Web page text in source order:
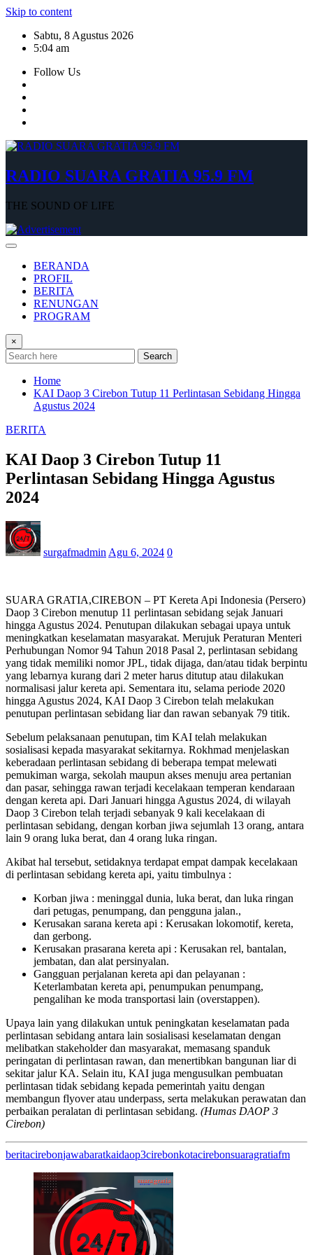
Skip to content
Sabtu, 8 Agustus 2026
5:04 am
Follow Us
RADIO SUARA GRATIA 95.9 FM
THE SOUND OF LIFE
BERANDA
PROFIL
BERITA
RENUNGAN
PROGRAM
×
Search
Home
KAI Daop 3 Cirebon Tutup 11 Perlintasan Sebidang Hingga
Agustus 2024
BERITA
KAI Daop 3 Cirebon Tutup 11
Perlintasan Sebidang Hingga Agustus
2024
surgafmadmin Agu 6, 2024 0
SUARA GRATIA,CIREBON – PT Kereta Api Indonesia (Persero)
Daop 3 Cirebon menutup 11 perlintasan sebidang sejak Januari
hingga Agustus 2024. Penutupan dilakukan sebagai upaya untuk
meningkatkan keselamatan masyarakat. Merujuk Peraturan Menteri
Perhubungan Nomor 94 Tahun 2018 Pasal 2, perlintasan sebidang
yang tidak memiliki nomor JPL, tidak dijaga, dan/atau tidak berpintu
yang lebarnya kurang dari 2 meter harus ditutup atau dilakukan
normalisasi jalur kereta api. Sementara itu, selama periode 2020
hingga Agustus 2024, KAI Daop 3 Cirebon telah melakukan
penutupan perlintasan sebidang liar dan rawan sebanyak 79 titik.
Sebelum pelaksanaan penutupan, tim KAI telah melakukan
sosialisasi kepada masyarakat sekitarnya. Rokhmad menjelaskan
keberadaan perlintasan sebidang di beberapa tempat melewati
pemukiman warga, sekolah maupun akses menuju area pertanian
dan pasar, sehingga rawan terjadi kecelakaan temperan kendaraan
dengan kereta api. Dari Januari hingga Agustus 2024, di wilayah
Daop 3 Cirebon telah terjadi sebanyak 9 kali kecelakaan di
perlintasan sebidang, dengan korban jiwa sejumlah 13 orang, antara
lain 9 orang luka berat, dan 4 orang luka ringan.
Akibat hal tersebut, setidaknya terdapat empat dampak kecelakaan
di perlintasan sebidang kereta api, yaitu timbulnya :
Korban jiwa : meninggal dunia, luka berat, dan luka ringan
dari petugas, penumpang, dan pengguna jalan.,
Kerusakan sarana kereta api : Kerusakan lokomotif, kereta,
dan gerbong.
Kerusakan prasarana kereta api : Kerusakan rel, bantalan,
jembatan, dan alat persinyalan.
Gangguan perjalanan kereta api dan pelayanan :
Keterlambatan kereta api, penumpukan penumpang,
pengalihan ke moda transportasi lain (overstappen).
Upaya lain yang dilakukan untuk peningkatan keselamatan pada
perlintasan sebidang antara lain sosialisasi keselamatan dengan
melibatkan stakeholder dan masyarakat, memasang spanduk
peringatan di perlintasan rawan, dan menertibkan bangunan liar di
sekitar jalur KA. Selain itu, KAI juga mengusulkan pembuatan
perlintasan tidak sebidang kepada pemerintah yaitu dengan
membangun flyover atau underpass, serta melakukan perawatan dan
perbaikan peralatan di perlintasan sebidang. (Humas DAOP 3
Cirebon)
beritacirebonjawabaratkaidaop3cirebonkotacirebonsuaragratiafm